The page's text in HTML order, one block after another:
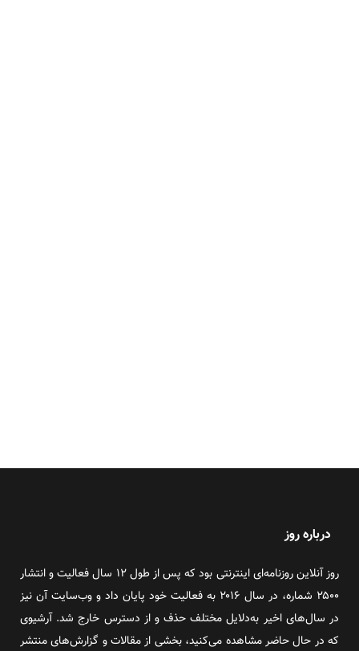
درباره روز
روز آنلاین روزنامه‌ای اینترنتی بود که پس از طول ۱۲ سال فعالیت و انتشار
۲۵۰۰ شماره، در سال ۲۰۱۶ به فعالیت خود پایان داد و وب‌سایت آن نیز
در سال‌های اخیر به‌دلایل مختلف حذف و از دسترس خارج شد. آرشیوی
که در حال حاضر مشاهده می‌کنید، بخشی از مقالات و گزارش‌های منتشر